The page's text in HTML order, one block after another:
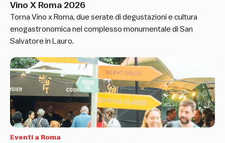
Vino X Roma 2026
Torna Vino x Roma, due serate di degustazioni e cultura
enogastronomica nel complesso monumentale di San
Salvatore in Lauro.
Eventi a Roma